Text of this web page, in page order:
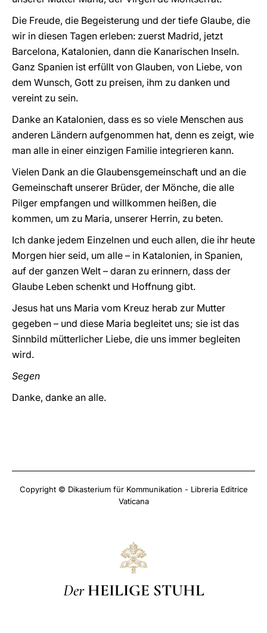
Die Freude, die Begeisterung und der tiefe Glaube, die
wir in diesen Tagen erleben: zuerst Madrid, jetzt
Barcelona, Katalonien, dann die Kanarischen Inseln.
Ganz Spanien ist erfüllt von Glauben, von Liebe, von
dem Wunsch, Gott zu preisen, ihm zu danken und
vereint zu sein.
Danke an Katalonien, dass es so viele Menschen aus
anderen Ländern aufgenommen hat, denn es zeigt, wie
man alle in einer einzigen Familie integrieren kann.
Vielen Dank an die Glaubensgemeinschaft und an die
Gemeinschaft unserer Brüder, der Mönche, die alle
Pilger empfangen und willkommen heißen, die
kommen, um zu Maria, unserer Herrin, zu beten.
Ich danke jedem Einzelnen und euch allen, die ihr heute
Morgen hier seid, um alle – in Katalonien, in Spanien,
auf der ganzen Welt – daran zu erinnern, dass der
Glaube Leben schenkt und Hoffnung gibt.
Jesus hat uns Maria vom Kreuz herab zur Mutter
gegeben – und diese Maria begleitet uns; sie ist das
Sinnbild mütterlicher Liebe, die uns immer begleiten
wird.
Segen
Danke, danke an alle.
Copyright © Dikasterium für Kommunikation - Libreria Editrice
Vaticana
Der HEILIGE STUHL